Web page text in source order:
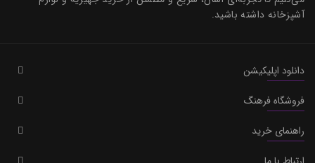
آشپزخانه داشته باشید.
دانلود اپلیکیشن
فروشگاه فرهنگ
راهنمای خرید